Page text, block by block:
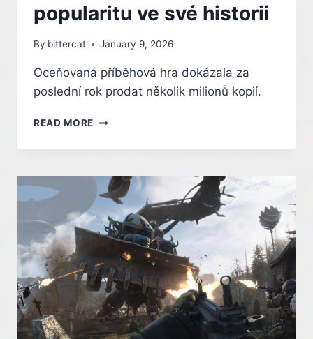
popularitu ve své historii
By bittercat January 9, 2026
Oceňovaná příběhová hra dokázala za
poslední rok prodat několik milionů kopií.
READ MORE DETROIT:
HUMAN
NA
PC
NEJVĚTŠÍ
POPULARITU
VE
HISTORII